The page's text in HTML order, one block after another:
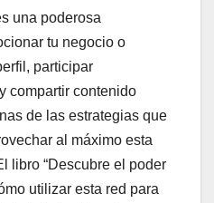
una poderosa
tu negocio o
participar
compartir contenido
de las estrategias que
al máximo esta
libro “Descubre el poder
utilizar esta red para